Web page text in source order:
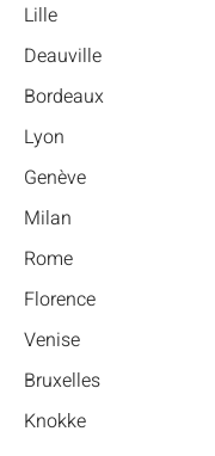
Lille
Deauville
Bordeaux
Lyon
Genève
Milan
Rome
Florence
Venise
Bruxelles
Knokke